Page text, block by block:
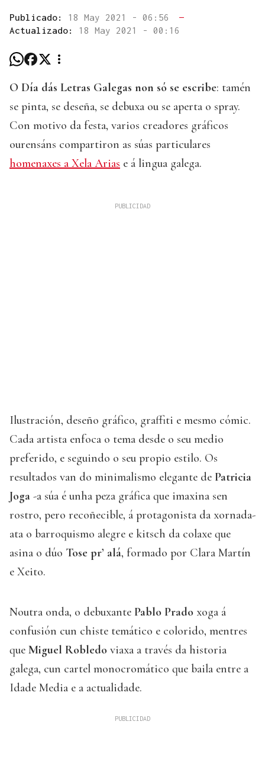
Publicado: 18 May 2021 - 06:56
—
Actualizado: 18 May 2021 - 00:16
O Día dás Letras Galegas non só se escribe: tamén
se pinta, se deseña, se debuxa ou se aperta o spray.
Con motivo da festa, varios creadores gráficos
ourensáns compartiron as súas particulares
homenaxes a Xela Arias e á lingua galega.
Ilustración, deseño gráfico, graffiti e mesmo cómic.
Cada artista enfoca o tema desde o seu medio
preferido, e seguindo o seu propio estilo. Os
resultados van do minimalismo elegante de Patricia
Joga -a súa é unha peza gráfica que imaxina sen
rostro, pero recoñecible, á protagonista da xornada-
ata o barroquismo alegre e kitsch da colaxe que
asina o dúo Tose pr’ alá, formado por Clara Martín
e Xeito.
Noutra onda, o debuxante Pablo Prado xoga á
confusión cun chiste temático e colorido, mentres
que Miguel Robledo viaxa a través da historia
galega, cun cartel monocromático que baila entre a
Idade Media e a actualidade.